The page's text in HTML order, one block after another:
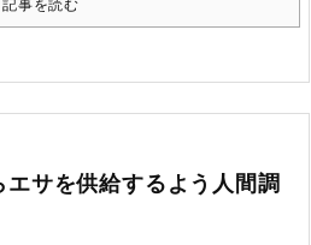
記事を読む
サを供給するよう人間調